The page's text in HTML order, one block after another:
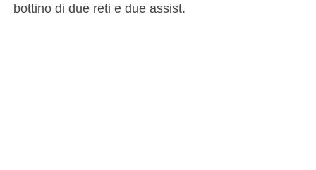
bottino di due reti e due assist.